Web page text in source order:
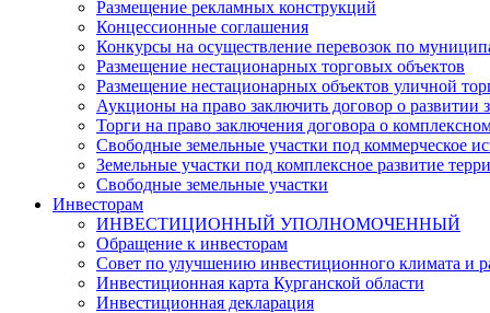
Размещение рекламных конструкций
Концессионные соглашения
Конкурсы на осуществление перевозок по
Размещение нестационарных торговых объектов
Размещение нестационарных объектов уличной
Аукционы на право заключить договор о развитии
Торги на право заключения договора о
Свободные земельные участки под коммерческое
Земельные участки под комплексное развитие
Свободные земельные участки
Инвесторам
ИНВЕСТИЦИОННЫЙ УПОЛНОМОЧЕННЫЙ
Обращение к инвесторам
Совет по улучшению инвестиционного климата и
Инвестиционная карта Курганской области
Инвестиционная декларация